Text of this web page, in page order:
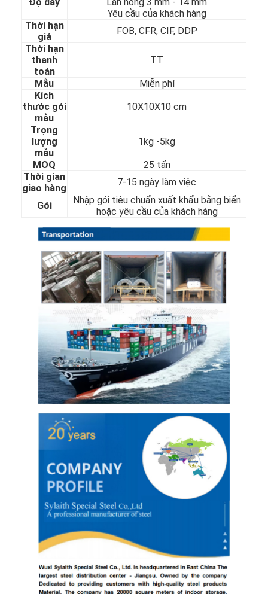
Chuyến tham quan nhà máy
Kiểm soát chất lượng
Liên hệ với chúng tôi
Tin tức
Tấm thép không gỉ cán nguội
Cuộn thép không gỉ cán nguội
Cuộn thép không gỉ cán nóng
Tấm Inox 304
Ống Inox 304
Bảng thép không gỉ 316L
Ống Inox 316L
2205 Bảng thép không gỉ
tấm thép không gỉ đánh bóng
ống thép không gỉ trang trí
Chất liệu nhôm
chất liệu đồng
Thép cuộn mạ kẽm Ppgi
Độ dày
Lăn nóng 3 mm - 14 mm
Yêu cầu của khách hàng
Thời hạn
giá
FOB, CFR, CIF, DDP
Thời hạn
thanh
toán
TT
Mẫu
Miễn phí
Kích
thước gói
mẫu
10X10X10 cm
Trọng
lượng
mẫu
1kg -5kg
MOQ
25 tấn
Thời gian
giao hàng
7-15 ngày làm việc
Gói
Nhập gói tiêu chuẩn xuất khẩu bằng biển
hoặc yêu cầu của khách hàng